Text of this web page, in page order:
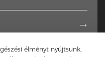
élményt nyújtsunk,
